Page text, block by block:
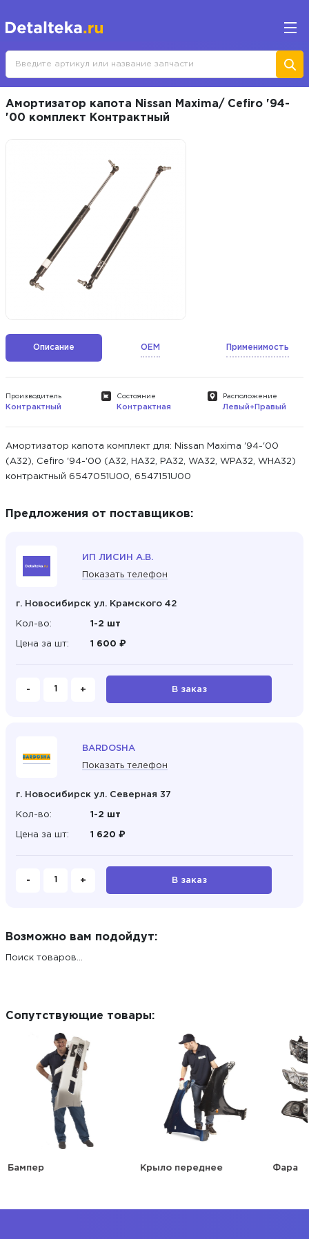
Амортизатор капота Nissan Maxima/ Cefiro '94-
'00 комплект Контрактный
Описание OEM Применимость
Производитель
Контрактный
Состояние
Контрактная
Расположение
Левый+Правый
Амортизатор капота комплект для: Nissan Maxima '94-'00
(A32), Cefiro '94-'00 (A32, HA32, PA32, WA32, WPA32, WHA32)
контрактный 6547051U00, 6547151U00
Предложения от поставщиков:
ИП ЛИСИН А.В.
Показать телефон
г. Новосибирск ул. Крамского 42
Кол-во: 1-2 шт
Цена за шт: 1 600 ₽
- + В заказ
BARDOSHA
Показать телефон
г. Новосибирск ул. Северная 37
Кол-во: 1-2 шт
Цена за шт: 1 620 ₽
- + В заказ
Возможно вам подойдут:
Поиск товаров...
Сопутствующие товары:
Бампер Крыло переднее Фара